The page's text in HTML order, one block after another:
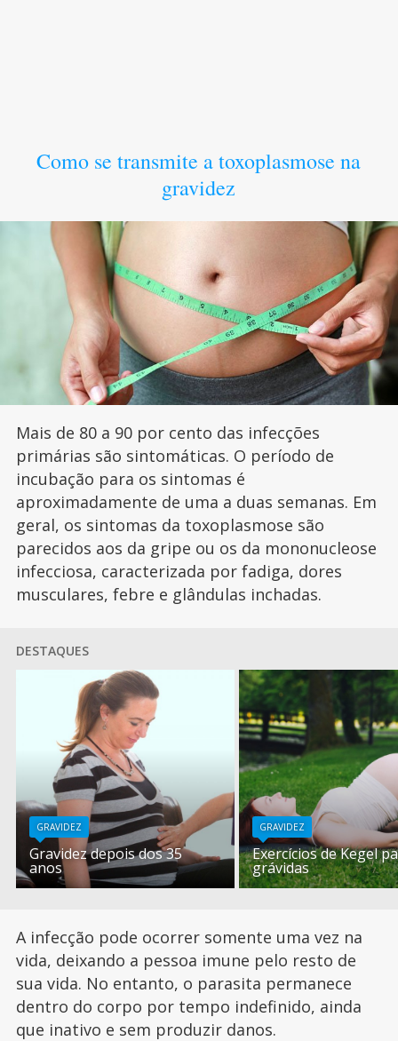
Como se transmite a toxoplasmose na
gravidez
Mais de 80 a 90 por cento das infecções
primárias são sintomáticas. O período de
incubação para os sintomas é
aproximadamente de uma a duas semanas. Em
geral, os sintomas da toxoplasmose são
parecidos aos da gripe ou os da mononucleose
infecciosa, caracterizada por fadiga, dores
musculares, febre e glândulas inchadas.
DESTAQUES
GRAVIDEZ
Gravidez depois dos 35
anos
GRAVIDEZ
Exercícios de Kegel
grávidas
A infecção pode ocorrer somente uma vez na
vida, deixando a pessoa imune pelo resto de
sua vida. No entanto, o parasita permanece
dentro do corpo por tempo indefinido, ainda
que inativo e sem produzir danos.